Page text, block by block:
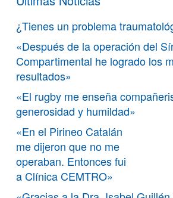
¿Tienes un problema
«Después de la operación del
Compartimental he logrado los
resultados»
«El rugby me enseña
generosidad y humildad»
«En el Pirineo Catalán
me dijeron que no me
operaban. Entonces fui
a Clínica CEMTRO»